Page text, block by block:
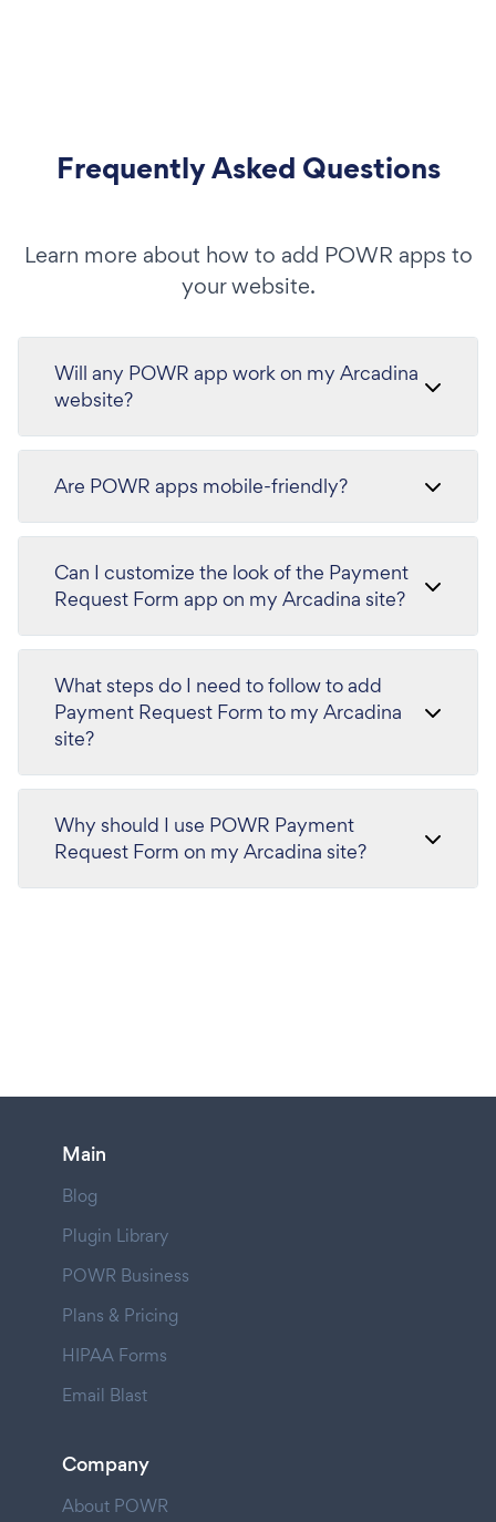
Frequently Asked Questions
Learn more about how to add POWR apps to
your website.
Will any POWR app work on my Arcadina
website?
Are POWR apps mobile-friendly?
Can I customize the look of the Payment
Request Form app on my Arcadina site?
What steps do I need to follow to add
Payment Request Form to my Arcadina
site?
Why should I use POWR Payment
Request Form on my Arcadina site?
Main
Blog
Plugin Library
POWR Business
Plans & Pricing
HIPAA Forms
Email Blast
Company
About POWR